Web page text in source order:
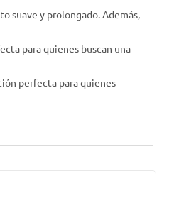
suave y prolongado. Además,
para quienes buscan una
perfecta para quienes